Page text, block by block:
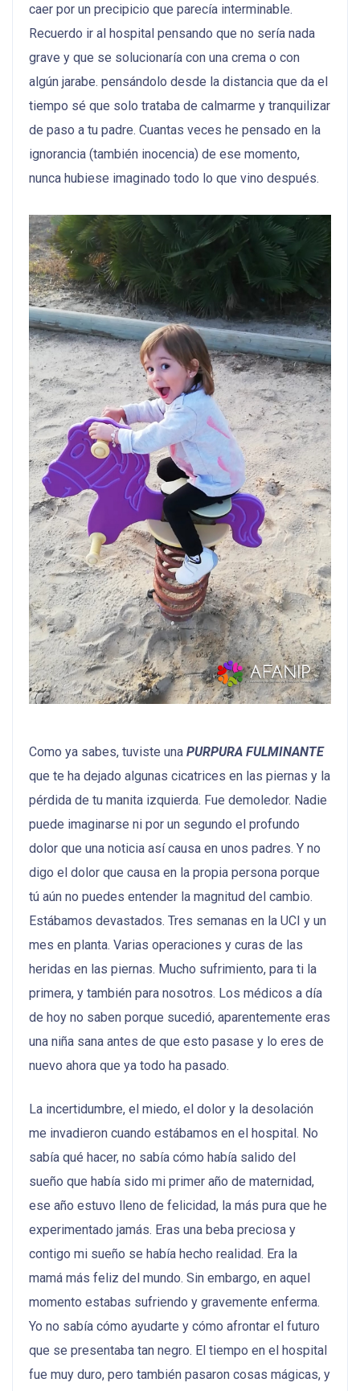
caer por un precipicio que parecía interminable.
Recuerdo ir al hospital pensando que no sería nada
grave y que se solucionaría con una crema o con
algún jarabe. pensándolo desde la distancia que da el
tiempo sé que solo trataba de calmarme y tranquilizar
de paso a tu padre. Cuantas veces he pensado en la
ignorancia (también inocencia) de ese momento,
nunca hubiese imaginado todo lo que vino después.
Como ya sabes, tuviste una PURPURA FULMINANTE
que te ha dejado algunas cicatrices en las piernas y la
pérdida de tu manita izquierda. Fue demoledor. Nadie
puede imaginarse ni por un segundo el profundo
dolor que una noticia así causa en unos padres. Y no
digo el dolor que causa en la propia persona porque
tú aún no puedes entender la magnitud del cambio.
Estábamos devastados. Tres semanas en la UCI y un
mes en planta. Varias operaciones y curas de las
heridas en las piernas. Mucho sufrimiento, para ti la
primera, y también para nosotros. Los médicos a día
de hoy no saben porque sucedió, aparentemente eras
una niña sana antes de que esto pasase y lo eres de
nuevo ahora que ya todo ha pasado.
La incertidumbre, el miedo, el dolor y la desolación
me invadieron cuando estábamos en el hospital. No
sabía qué hacer, no sabía cómo había salido del
sueño que había sido mi primer año de maternidad,
ese año estuvo lleno de felicidad, la más pura que he
experimentado jamás. Eras una beba preciosa y
contigo mi sueño se había hecho realidad. Era la
mamá más feliz del mundo. Sin embargo, en aquel
momento estabas sufriendo y gravemente enferma.
Yo no sabía cómo ayudarte y cómo afrontar el futuro
que se presentaba tan negro. El tiempo en el hospital
fue muy duro, pero también pasaron cosas mágicas, y